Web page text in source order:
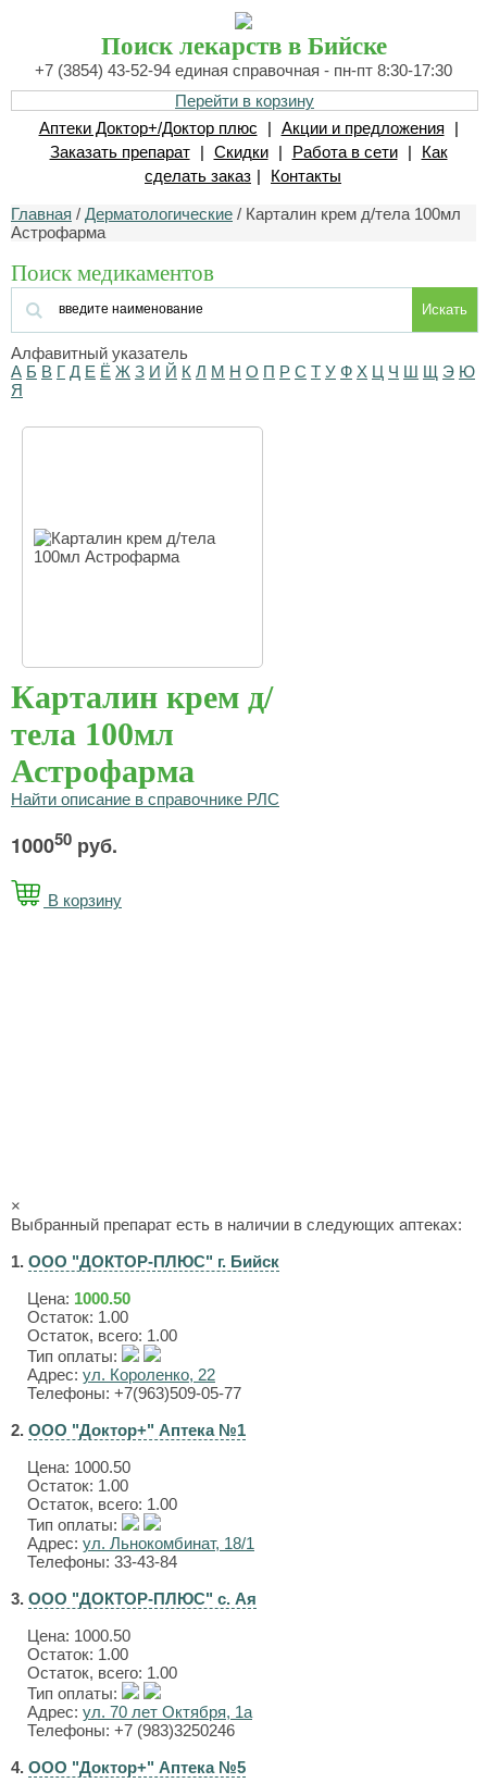
Поиск лекарств в Бийске
+7 (3854) 43-52-94 единая справочная - пн-пт 8:30-17:30
Перейти в корзину
Аптеки Доктор+/Доктор плюс
| Акции и предложения
|
Заказать препарат
| Скидки | Работа в сети |
Как
сделать заказ | Контакты
Главная / Дерматологические / Карталин крем д/тела 100мл
Астрофарма
Поиск медикаментов
Искать
Алфавитный указатель
А Б В Г Д Е Ё Ж З И Й К Л М Н О П Р С Т У Ф Х Ц Ч Ш Щ Э Ю
Я
Карталин крем д/
тела 100мл
Астрофарма
Найти описание в справочнике РЛС
100050 руб.
В корзину
×
Выбранный препарат есть в наличии в следующих аптеках:
1. ООО "ДОКТОР-ПЛЮС" г. Бийск
Цена: 1000.50
Остаток: 1.00
Остаток, всего: 1.00
Тип оплаты:
Адрес: ул. Короленко, 22
Телефоны: +7(963)509-05-77
2. ООО "Доктор+" Аптека №1
Цена: 1000.50
Остаток: 1.00
Остаток, всего: 1.00
Тип оплаты:
Адрес: ул. Льнокомбинат, 18/1
Телефоны: 33-43-84
3. ООО "ДОКТОР-ПЛЮС" с. Ая
Цена: 1000.50
Остаток: 1.00
Остаток, всего: 1.00
Тип оплаты:
Адрес: ул. 70 лет Октября, 1а
Телефоны: +7 (983)3250246
4. ООО "Доктор+" Аптека №5